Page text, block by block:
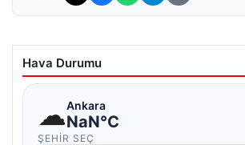
Hava Durumu
☁Ankara
NaN°C
ŞEHIR SEÇ